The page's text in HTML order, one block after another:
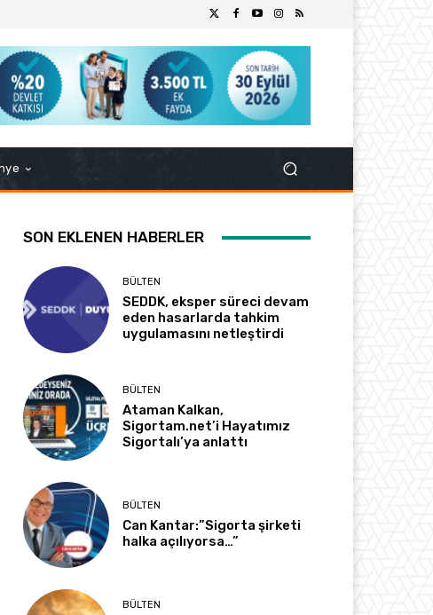
SON EKLENEN HABERLER
BÜLTEN
SEDDK, eksper süreci devam
eden hasarlarda tahkim
uygulamasını netleştirdi
BÜLTEN
Ataman Kalkan,
Sigortam.net’i Hayatımız
Sigortalı’ya anlattı
BÜLTEN
Can Kantar:”Sigorta şirketi
halka açılıyorsa…”
BÜLTEN